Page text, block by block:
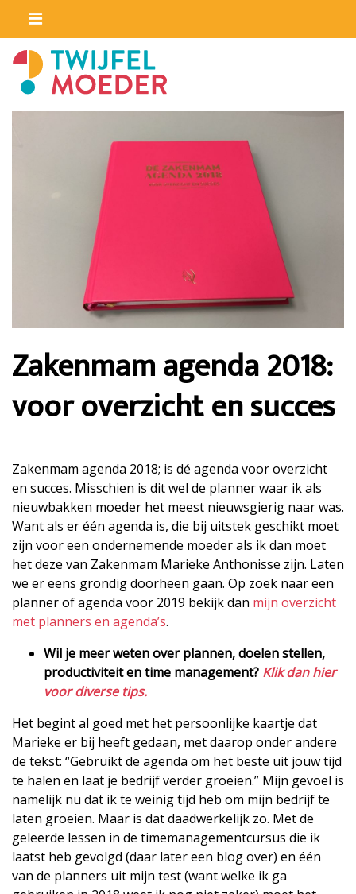
Zakenmam agenda 2018:
voor overzicht en succes
Zakenmam agenda 2018; is dé agenda voor overzicht
en succes. Misschien is dit wel de planner waar ik als
nieuwbakken moeder het meest nieuwsgierig naar was.
Want als er één agenda is, die bij uitstek geschikt moet
zijn voor een ondernemende moeder als ik dan moet
het deze van Zakenmam Marieke Anthonisse zijn. Laten
we er eens grondig doorheen gaan. Op zoek naar een
planner of agenda voor 2019 bekijk dan mijn overzicht
met planners en agenda’s.
Wil je meer weten over plannen, doelen stellen,
productiviteit en time management? Klik dan hier
voor diverse tips.
Het begint al goed met het persoonlijke kaartje dat
Marieke er bij heeft gedaan, met daarop onder andere
de tekst: “Gebruikt de agenda om het beste uit jouw tijd
te halen en laat je bedrijf verder groeien.” Mijn gevoel is
namelijk nu dat ik te weinig tijd heb om mijn bedrijf te
laten groeien. Maar is dat daadwerkelijk zo. Met de
geleerde lessen in de timemanagementcursus die ik
laatst heb gevolgd (daar later een blog over) en één
van de planners uit mijn test (want welke ik ga